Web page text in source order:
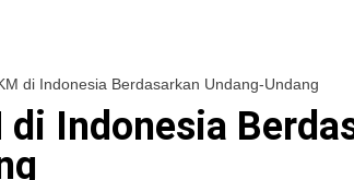
di Indonesia Berdasarkan Undang-Undang
di Indonesia